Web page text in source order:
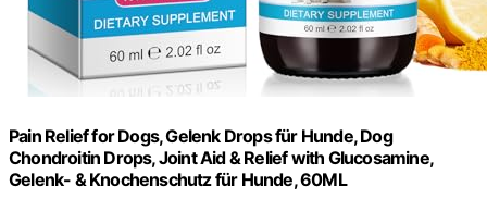
Pain Relief for Dogs, Gelenk Drops für Hunde, Dog
Chondroitin Drops, Joint Aid & Relief with Glucosamine,
Gelenk- & Knochenschutz für Hunde, 60ML